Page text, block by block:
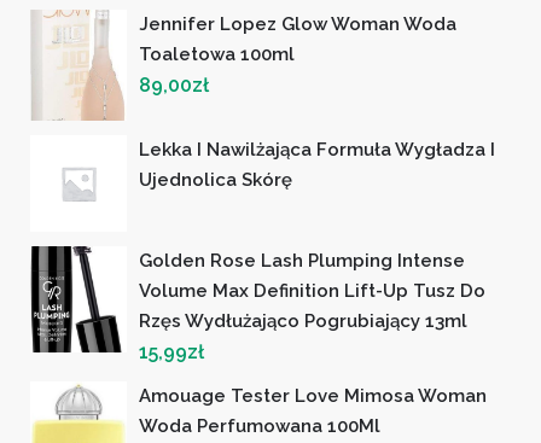
Jennifer Lopez Glow Woman Woda
Toaletowa 100ml
89,00zł
Lekka I Nawilżająca Formuła Wygładza I
Ujednolica Skórę
Golden Rose Lash Plumping Intense
Volume Max Definition Lift-Up Tusz Do
Rzęs Wydłużająco Pogrubiający 13ml
15,99zł
Amouage Tester Love Mimosa Woman
Woda Perfumowana 100Ml